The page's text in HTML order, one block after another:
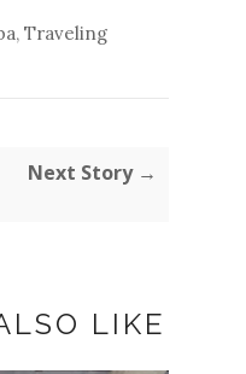
, Traveling
Next Story →
LIKE